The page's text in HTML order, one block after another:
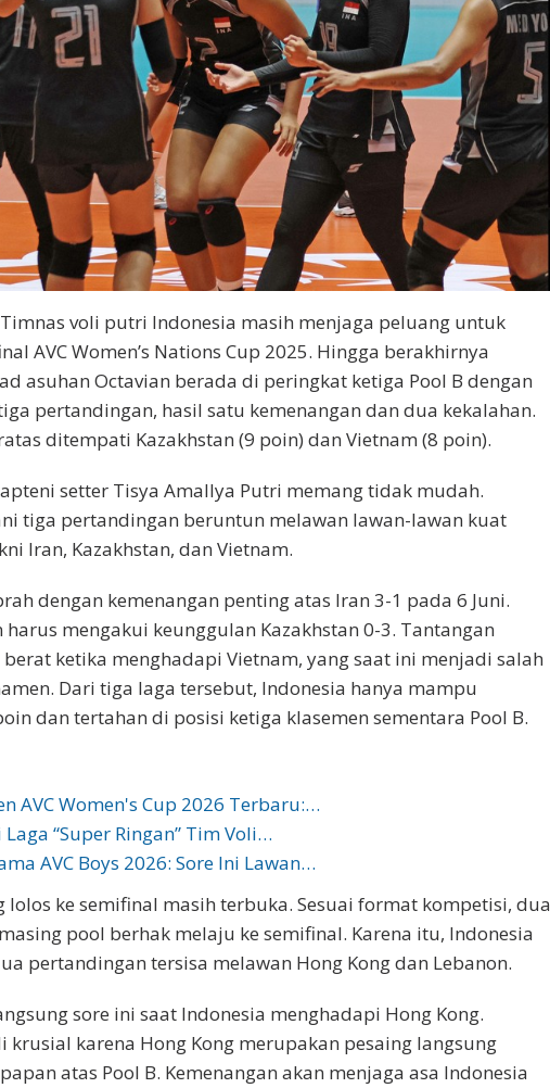
Timnas voli putri Indonesia masih menjaga peluang untuk
AVC Women’s Nations Cup 2025. Hingga berakhirnya
asuhan Octavian berada di peringkat ketiga Pool B dengan
pertandingan, hasil satu kemenangan dan dua kekalahan.
ditempati Kazakhstan (9 poin) dan Vietnam (8 poin).
setter Tisya Amallya Putri memang tidak mudah.
tiga pertandingan beruntun melawan lawan-lawan kuat
Iran, Kazakhstan, dan Vietnam.
dengan kemenangan penting atas Iran 3-1 pada 6 Juni.
mengakui keunggulan Kazakhstan 0-3. Tantangan
ketika menghadapi Vietnam, yang saat ini menjadi salah
Dari tiga laga tersebut, Indonesia hanya mampu
dan tertahan di posisi ketiga klasemen sementara Pool B.
AVC Women's Cup 2026 Terbaru:…
“Super Ringan” Tim Voli…
AVC Boys 2026: Sore Ini Lawan…
lolos ke semifinal masih terbuka. Sesuai format kompetisi, dua
pool berhak melaju ke semifinal. Karena itu, Indonesia
pertandingan tersisa melawan Hong Kong dan Lebanon.
sore ini saat Indonesia menghadapi Hong Kong.
krusial karena Hong Kong merupakan pesaing langsung
atas Pool B. Kemenangan akan menjaga asa Indonesia